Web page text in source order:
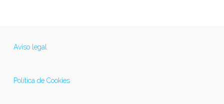
Aviso legal
Política de Cookies